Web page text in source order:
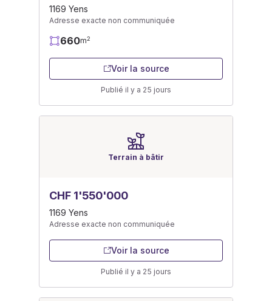
1169 Yens
Adresse exacte non communiquée
660m2
Voir la source
Publié il y a 25 jours
Terrain à bâtir
CHF 1'550'000
1169 Yens
Adresse exacte non communiquée
Voir la source
Publié il y a 25 jours